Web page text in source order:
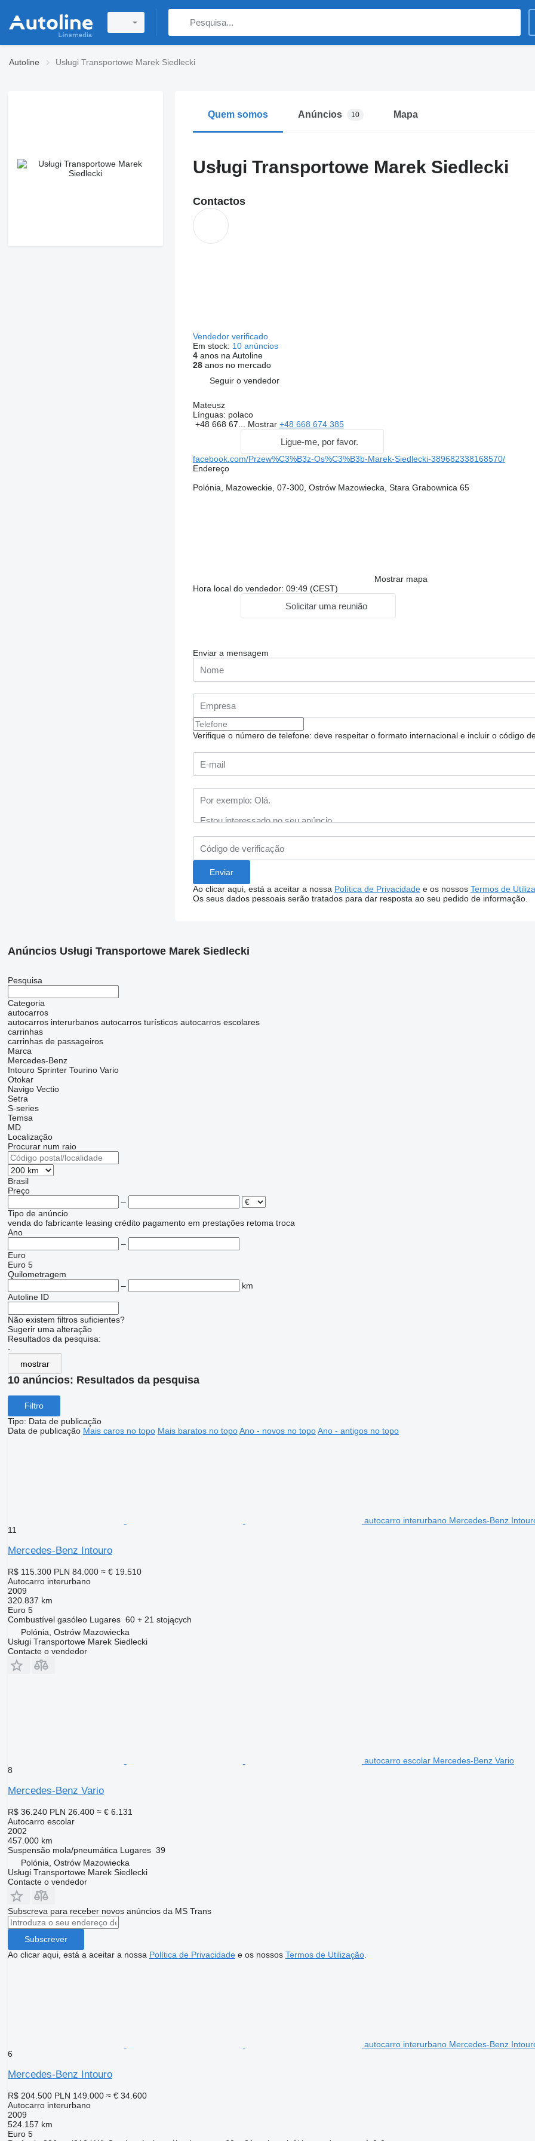
Autoline Usługi Transportowe Marek Siedlecki
Quem somos Anúncios 10 Mapa
Usługi Transportowe Marek Siedlecki
Contactos
Vendedor verificado
Em stock: 10 anúncios
4anos na Autoline
28anos no mercado
Seguir o vendedor
Mateusz
Línguas: polaco
+48 668 67... Mostrar +48 668 674 385
Ligue-me, por favor.
facebook.com/Przew%C3%B3z-Os%C3%B3b-Marek-Siedlecki-389682338168570/
Endereço
Polónia, Mazoweckie, 07-300, Ostrów Mazowiecka, Stara Grabownica 65
Mostrar mapa
Hora local do vendedor: 09:49 (CEST)
Solicitar uma reunião
Enviar a mensagem
Verifique o número de telefone: deve respeitar o formato internacional e incluir o código
Ao clicar aqui, está a aceitar a nossa Política de Privacidadee os nossos Termos de
Os seus dados pessoais serão tratados para dar resposta ao seu pedido de informação.
Anúncios Usługi Transportowe Marek Siedlecki
Pesquisa
Categoria
autocarros
autocarros interurbanos autocarros turísticos autocarros escolares
carrinhas
carrinhas de passageiros
Marca
Mercedes-Benz
Intouro Sprinter Tourino Vario
Otokar
Navigo Vectio
Setra
S-series
Temsa
MD
Localização
Procurar num raio
Brasil
Preço
–
Tipo de anúncio
venda do fabricante leasing crédito pagamento em prestações retoma troca
Ano
–
Euro
Euro 5
Quilometragem
–
km
Autoline ID
Não existem filtros suficientes?
Sugerir uma alteração
Resultados da pesquisa:
-
mostrar
10 anúncios: Resultados da pesquisa
Filtro
Tipo: Data de publicação
Data de publicação Mais caros no topo Mais baratos no topo Ano - novos no topo Ano - antigos no topo
autocarro interurbano Mercedes-Benz
11
Mercedes-Benz Intouro
R$ 115.300 PLN 84.000 ≈ € 19.510
Autocarro interurbano
2009
320.837 km
Euro 5
Combustível gasóleo Lugares 60 + 21 stojących
Polónia, Ostrów Mazowiecka
Usługi Transportowe Marek Siedlecki
Contacte o vendedor
autocarro escolar Mercedes-Benz Vario
8
Mercedes-Benz Vario
R$ 36.240 PLN 26.400 ≈ € 6.131
Autocarro escolar
2002
457.000 km
Suspensão mola/pneumática Lugares 39
Polónia, Ostrów Mazowiecka
Usługi Transportowe Marek Siedlecki
Contacte o vendedor
Subscreva para receber novos anúncios da MS Trans
Subscrever
Ao clicar aqui, está a aceitar a nossa Política de Privacidadee os nossos Termos de Utilização.
autocarro interurbano Mercedes-Benz
6
Mercedes-Benz Intouro
R$ 204.500 PLN 149.000 ≈ € 34.600
Autocarro interurbano
2009
524.157 km
Euro 5